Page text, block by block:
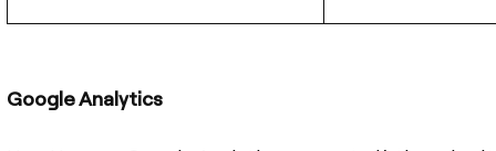
Google Analytics